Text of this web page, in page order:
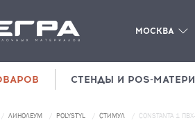
МОСКВА
СТЕНДЫ И POS-
ЛИНОЛЕУМ POLYSTYL СТИМУЛ CONSTANTA 1